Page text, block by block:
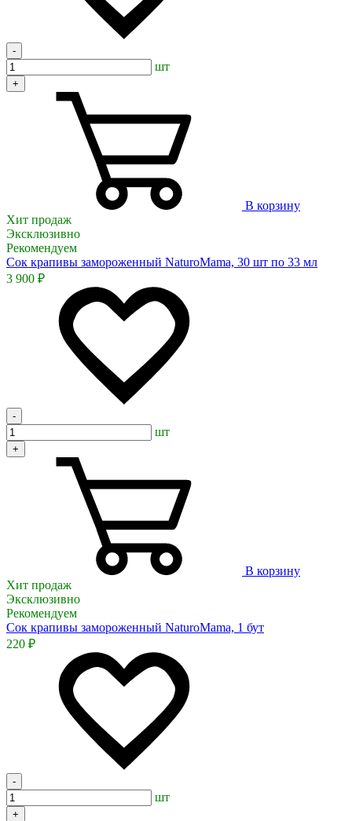
-
шт
+
В корзину
Хит продаж
Эксклюзивно
Рекомендуем
Сок крапивы замороженный NaturoMama, 30 шт по 33 мл
3 900 ₽
-
шт
+
В корзину
Хит продаж
Эксклюзивно
Рекомендуем
Сок крапивы замороженный NaturoMama, 1 бут
220 ₽
-
шт
+